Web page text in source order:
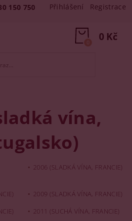
150 750 Přihlášení Registrace
0 Kč
0
vína,
2006 (SLADKÁ VÍNA, FRANCIE)
2009 (SLADKÁ VÍNA, FRANCIE)
2011 (SUCHÁ VÍNA, FRANCIE)